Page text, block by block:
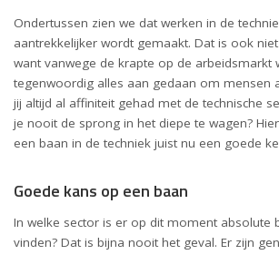
Ondertussen zien we dat werken in de
aantrekkelijker wordt gemaakt. Dat is ook
want vanwege de krapte op de arbeidsmarkt
tegenwoordig alles aan gedaan om mensen
jij altijd al affiniteit gehad met de technische
je nooit de sprong in het diepe te wagen?
een baan in de techniek juist nu een goede
Goede kans op een baan
In welke sector is er op dit moment absolute
vinden? Dat is bijna nooit het geval. Er zijn